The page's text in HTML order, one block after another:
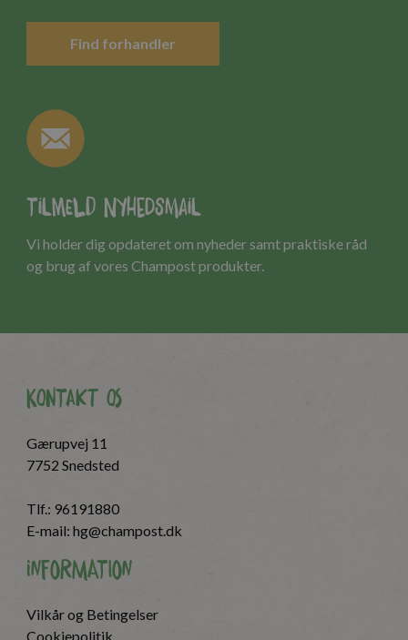
Find forhandler
Tilmeld nyhedsmail
Vi holder dig opdateret om nyheder samt praktiske råd
og brug af vores Champost produkter.
Kontakt os
Gærupvej 11
7752 Snedsted
Tlf.: 96191880
E-mail: hg@champost.dk
Information
Vilkår og Betingelser
Cookiepolitik